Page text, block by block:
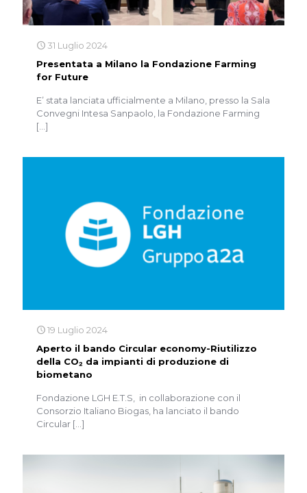
31 Luglio 2024
Presentata a Milano la Fondazione Farming
for Future
E’ stata lanciata ufficialmente a Milano, presso la Sala
Convegni Intesa Sanpaolo, la Fondazione Farming
[…]
19 Luglio 2024
Aperto il bando Circular economy-Riutilizzo
della CO₂ da impianti di produzione di
biometano
Fondazione LGH E.T.S, in collaborazione con il
Consorzio Italiano Biogas, ha lanciato il bando
Circular […]